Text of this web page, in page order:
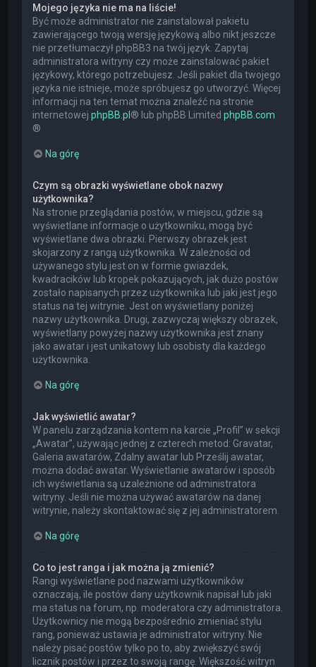
Mojego języka nie ma na liście!
Być może administrator nie zainstalował pakietu
zawierającego twoją wersję językową albo nikt jeszcze
nie przetłumaczył phpBB3 na twój język. Zapytaj
administratora witryny czy może zainstalować pakiet
językowy, którego potrzebujesz. Jeśli pakiet dla twojego
języka nie istnieje, może spróbujesz go utworzyć. Więcej
informacji na ten temat można znaleźć na stronie
internetowejphpBB.pl ® lub phpBB LimitedphpBB.com
®
Na górę
Czym są obrazki wyświetlane obok nazwy
użytkownika?
Na stronie przeglądania postów, w miejscu, gdzie są
wyświetlane informacje o użytkowniku, mogą być
wyświetlane dwa obrazki. Pierwszy obrazek jest
skojarzony z rangą użytkownika. W zależności od
używanego stylu jest on w formie gwiazdek,
kwadracików lub kropek pokazujących, jak dużo postów
zostało napisanych przez użytkownika lub jaki jest jego
status na tej witrynie. Jest on wyświetlany poniżej
nazwy użytkownika. Drugi, zazwyczaj większy obrazek,
wyświetlany powyżej nazwy użytkownika jest znany
jako awatar i jest unikatowy lub osobisty dla każdego
użytkownika.
Na górę
Jak wyświetlić awatar?
W panelu zarządzania kontem na karcie „Profil” w sekcji
„Awatar”, używając jednej z czterech metod: Gravatar,
Galeria awatarów, Zdalny awatar lub Prześlij awatar,
można dodać awatar. Wyświetlanie awatarów i sposób
ich wyświetlania są uzależnione od administratora
witryny. Jeśli nie można używać awatarów na danej
witrynie, należy skontaktować się z jej administratorem.
Na górę
Co to jest ranga i jak można ją zmienić?
Rangi wyświetlane pod nazwami użytkowników
oznaczają, ile postów dany użytkownik napisał lub jaki
ma status na forum, np. moderatora czy administratora.
Użytkownicy nie mogą bezpośrednio zmieniać stylu
rang, ponieważ ustawia je administrator witryny. Nie
należy pisać postów tylko po to, aby zwiększyć swój
licznik postów i przez to swoją rangę. Większość witryn